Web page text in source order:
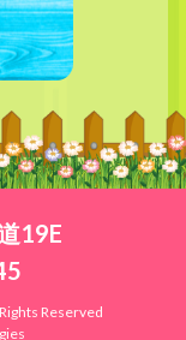
19E
Reserved